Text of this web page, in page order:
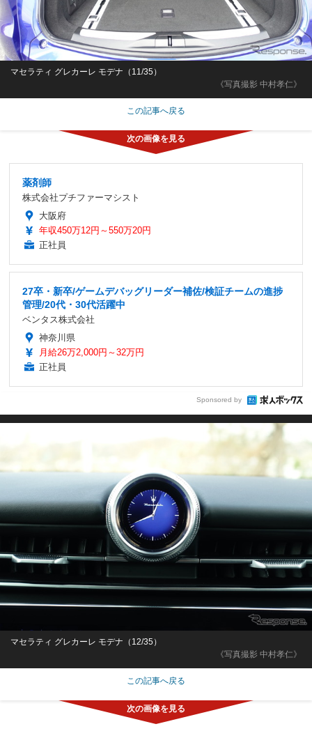
《写真撮影 中村孝仁》
マセラティ グレカーレ モデナ（11/35）
この記事へ戻る
薬剤師
株式会社プチファーマシスト
大阪府
年収450万12円～550万20円
正社員
27卒・新卒/ゲームデバッグリーダー補佐/検証チームの進捗
管理/20代・30代活躍中
ベンタス株式会社
神奈川県
月給26万2,000円～32万円
正社員
Sponsored by
《写真撮影 中村孝仁》
マセラティ グレカーレ モデナ（12/35）
この記事へ戻る